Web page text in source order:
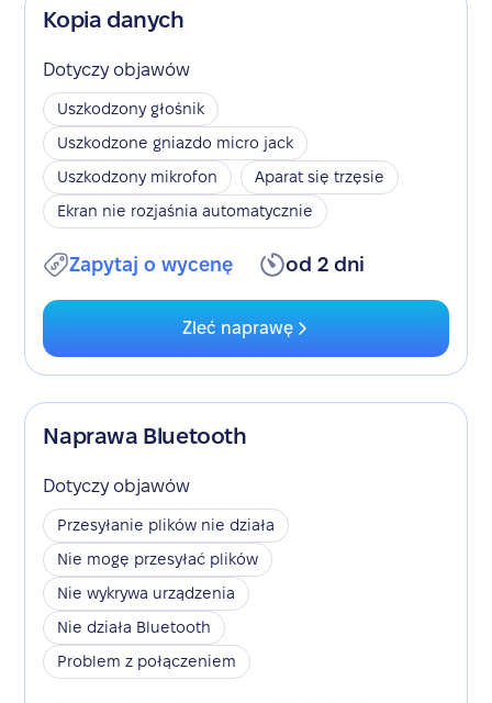
Kopia danych
Dotyczy objawów
Uszkodzony głośnik
Uszkodzone gniazdo micro jack
Uszkodzony mikrofon
Aparat się trzęsie
Ekran nie rozjaśnia automatycznie
Zapytaj o wycenę od 2 dni
Zleć naprawę
Naprawa Bluetooth
Dotyczy objawów
Przesyłanie plików nie działa
Nie mogę przesyłać plików
Nie wykrywa urządzenia
Nie działa Bluetooth
Problem z połączeniem